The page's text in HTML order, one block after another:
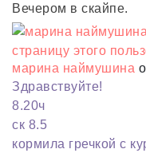
Вечером в скайпе.
марина наймушина
Здравствуйте!
8.20ч
ск 8.5
кормила гречкой с